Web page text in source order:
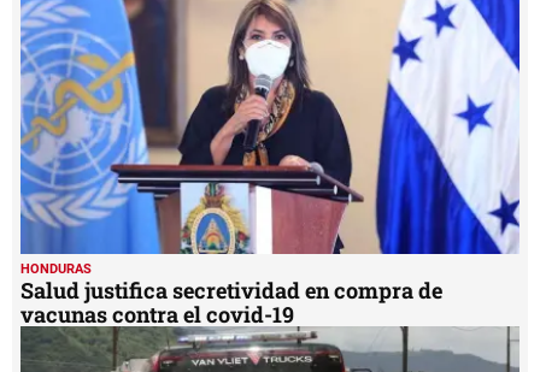
minute,
45
seconds
HONDURAS
Salud justifica secretividad en compra de
vacunas contra el covid-19